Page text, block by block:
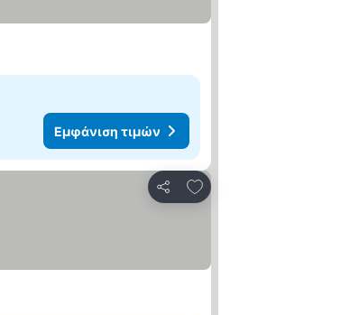
Εμφάνιση τιμών
Κοινοποίηση
Προσθήκη στα αγαπημένα